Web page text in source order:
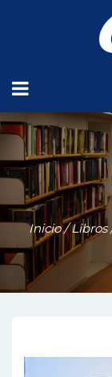
Inicio/Libros